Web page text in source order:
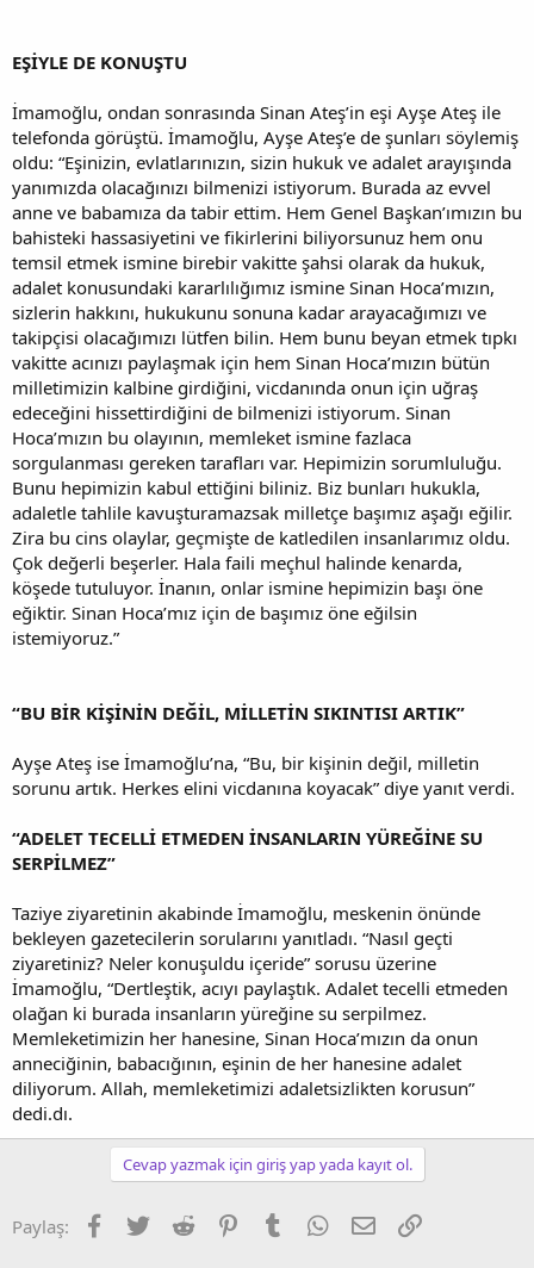
EŞİYLE DE KONUŞTU
İmamoğlu, ondan sonrasında Sinan Ateş’in eşi Ayşe Ateş ile
telefonda görüştü. İmamoğlu, Ayşe Ateş’e de şunları söylemiş
oldu: “Eşinizin, evlatlarınızın, sizin hukuk ve adalet arayışında
yanımızda olacağınızı bilmenizi istiyorum. Burada az evvel
anne ve babamıza da tabir ettim. Hem Genel Başkan’ımızın bu
bahisteki hassasiyetini ve fikirlerini biliyorsunuz hem onu
temsil etmek ismine birebir vakitte şahsi olarak da hukuk,
adalet konusundaki kararlılığımız ismine Sinan Hoca’mızın,
sizlerin hakkını, hukukunu sonuna kadar arayacağımızı ve
takipçisi olacağımızı lütfen bilin. Hem bunu beyan etmek tıpkı
vakitte acınızı paylaşmak için hem Sinan Hoca’mızın bütün
milletimizin kalbine girdiğini, vicdanında onun için uğraş
edeceğini hissettirdiğini de bilmenizi istiyorum. Sinan
Hoca’mızın bu olayının, memleket ismine fazlaca
sorgulanması gereken tarafları var. Hepimizin sorumluluğu.
Bunu hepimizin kabul ettiğini biliniz. Biz bunları hukukla,
adaletle tahlile kavuşturamazsak milletçe başımız aşağı eğilir.
Zira bu cins olaylar, geçmişte de katledilen insanlarımız oldu.
Çok değerli beşerler. Hala faili meçhul halinde kenarda,
köşede tutuluyor. İnanın, onlar ismine hepimizin başı öne
eğiktir. Sinan Hoca’mız için de başımız öne eğilsin
istemiyoruz.”
“BU BİR KİŞİNİN DEĞİL, MİLLETİN SIKINTISI ARTIK”
Ayşe Ateş ise İmamoğlu’na, “Bu, bir kişinin değil, milletin
sorunu artık. Herkes elini vicdanına koyacak” diye yanıt verdi.
“ADELET TECELLİ ETMEDEN İNSANLARIN YÜREĞİNE SU
SERPİLMEZ”
Taziye ziyaretinin akabinde İmamoğlu, meskenin önünde
bekleyen gazetecilerin sorularını yanıtladı. “Nasıl geçti
ziyaretiniz? Neler konuşuldu içeride” sorusu üzerine
İmamoğlu, “Dertleştik, acıyı paylaştık. Adalet tecelli etmeden
olağan ki burada insanların yüreğine su serpilmez.
Memleketimizin her hanesine, Sinan Hoca’mızın da onun
anneciğinin, babacığının, eşinin de her hanesine adalet
diliyorum. Allah, memleketimizi adaletsizlikten korusun”
dedi.dı.
Cevap yazmak için giriş yap yada kayıt ol.
Paylaş: Facebook
TwitterReddit PinterestTumblrWhatsApp
E-postaLink